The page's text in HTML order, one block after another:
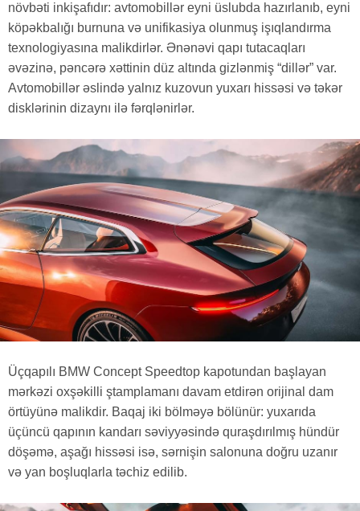
növbəti inkişafıdır: avtomobillər eyni üslubda hazırlanıb, eyni
köpəkbalığı burnuna və unifikasiya olunmuş işıqlandırma
texnologiyasına malikdirlər. Ənənəvi qapı tutacaqları
əvəzinə, pəncərə xəttinin düz altında gizlənmiş “dillər” var.
Avtomobillər əslində yalnız kuzovun yuxarı hissəsi və təkər
disklərinin dizaynı ilə fərqlənirlər.
Üçqapılı BMW Concept Speedtop kapotundan başlayan
mərkəzi oxşəkilli ştamplamanı davam etdirən orijinal dam
örtüyünə malikdir. Baqaj iki bölməyə bölünür: yuxarıda
üçüncü qapının kandarı səviyyəsində quraşdırılmış hündür
döşəmə, aşağı hissəsi isə, sərnişin salonuna doğru uzanır
və yan boşluqlarla təchiz edilib.